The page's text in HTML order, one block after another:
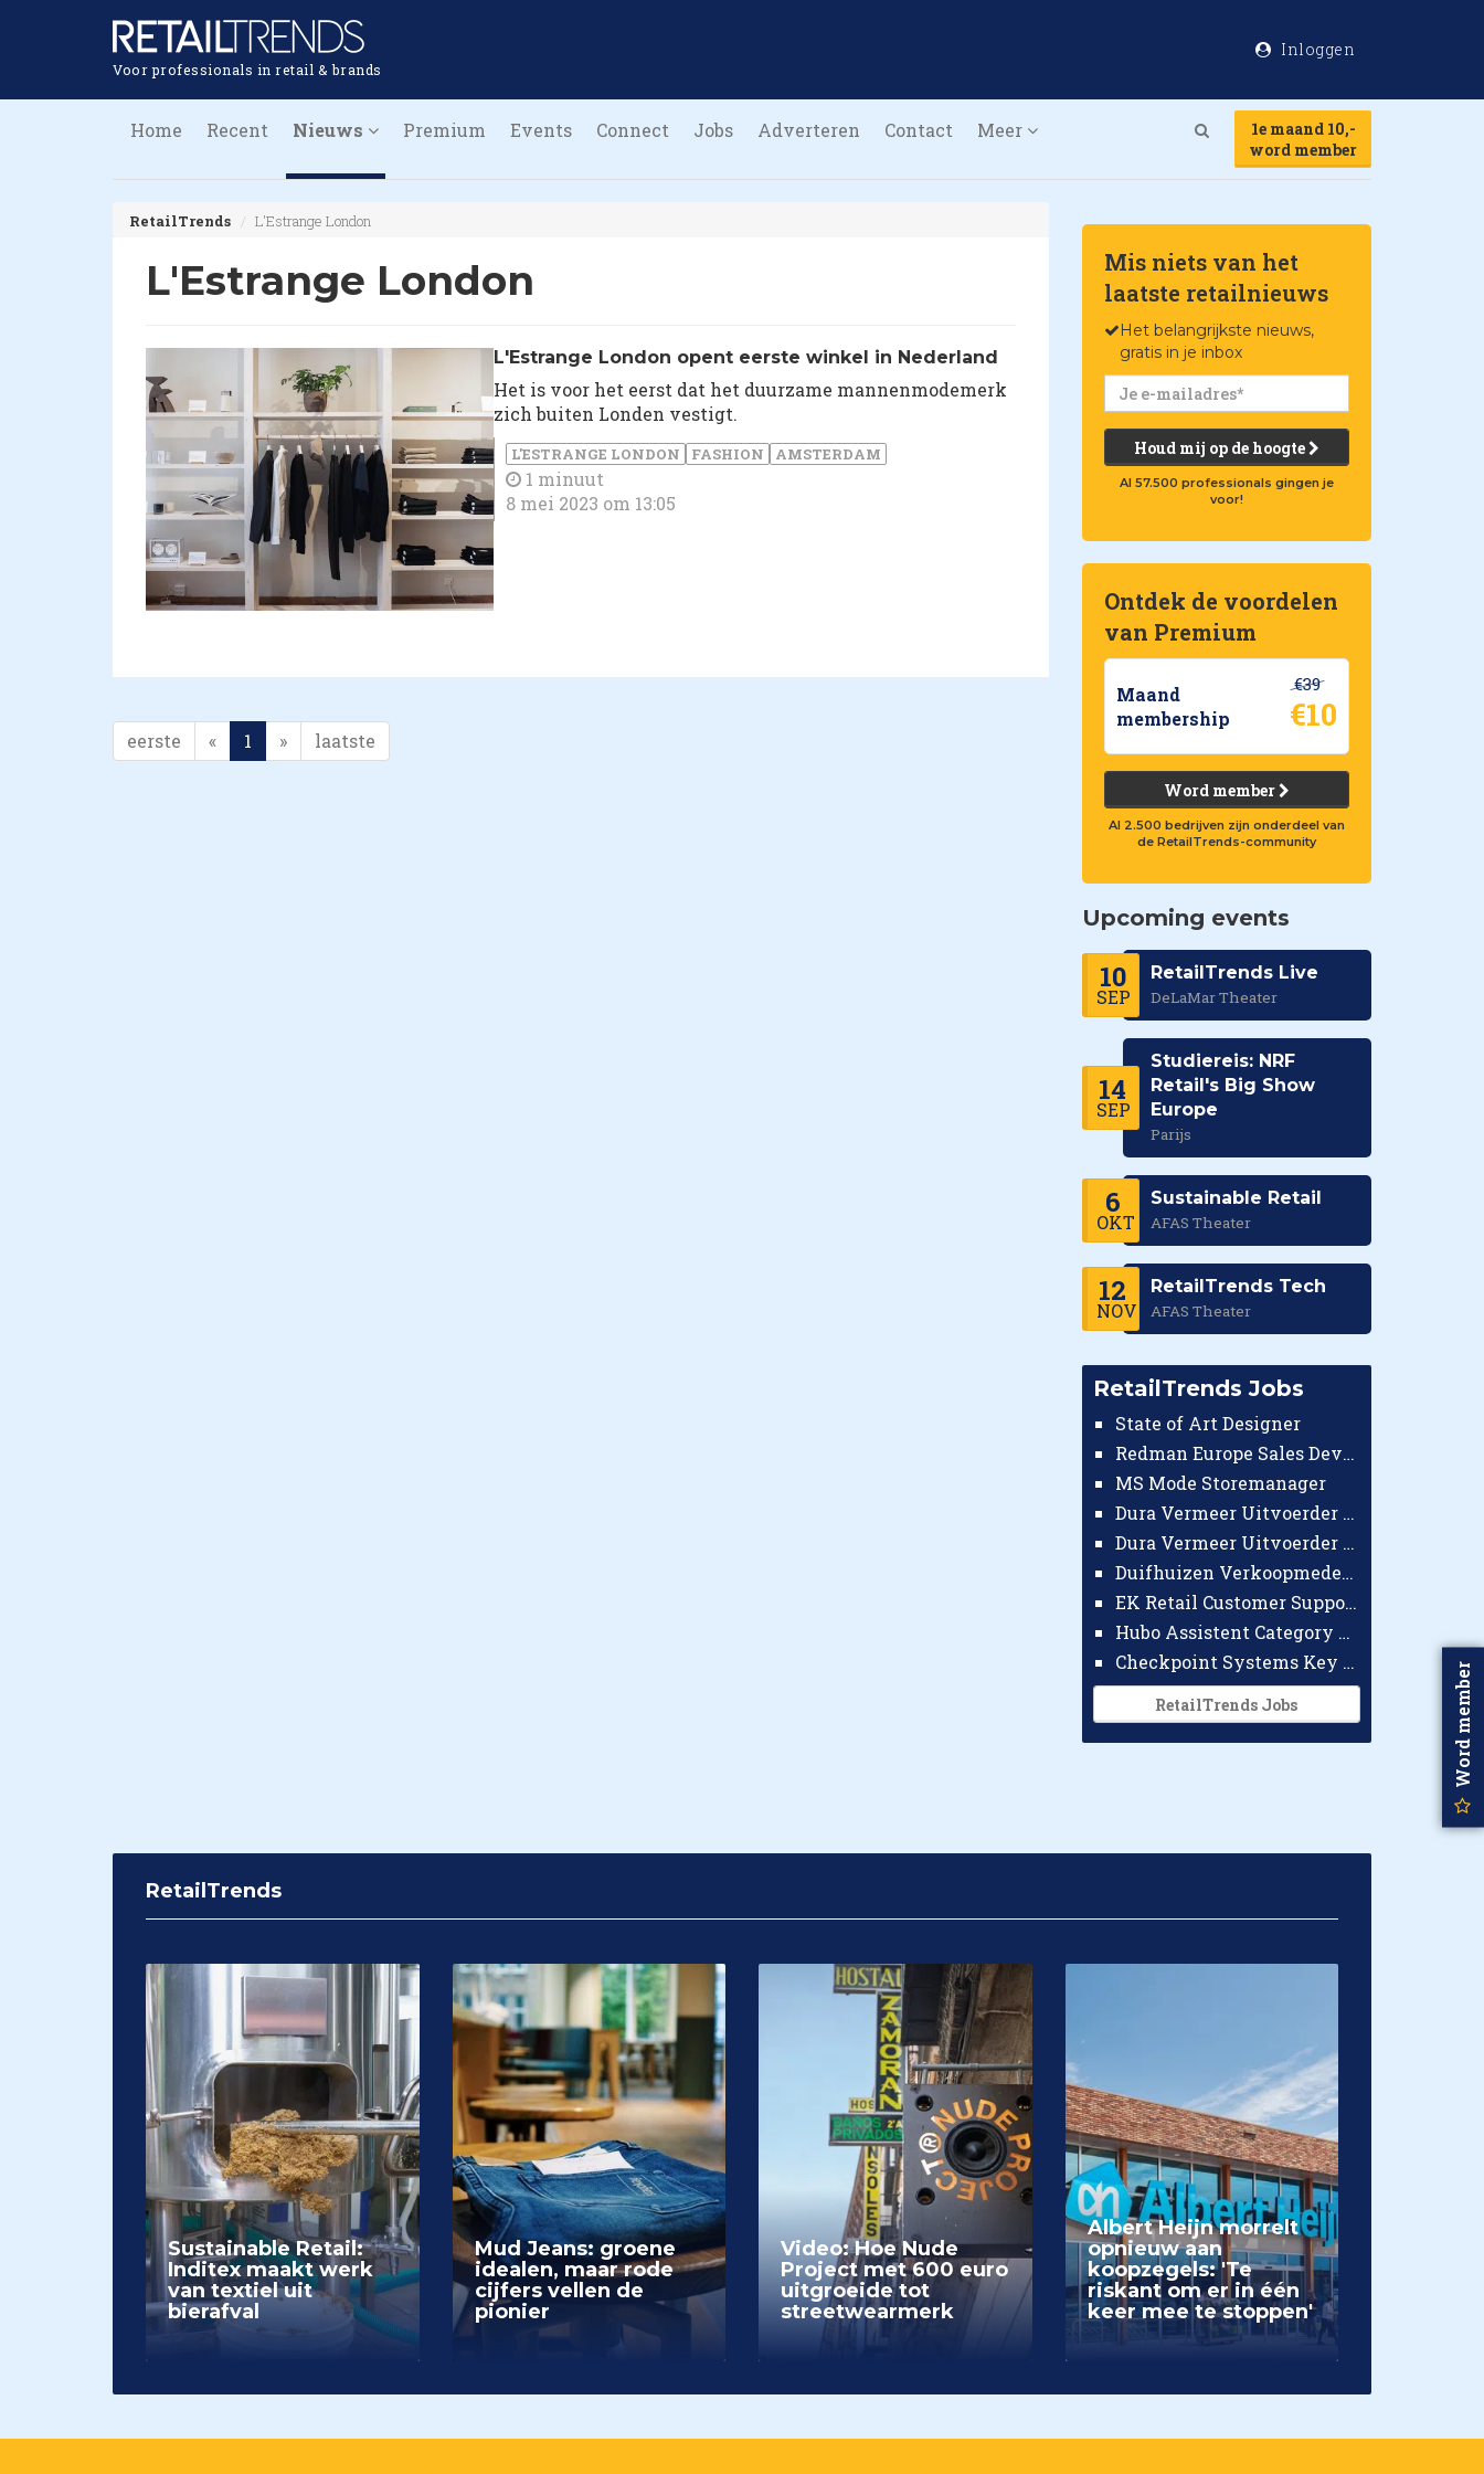
Voor professionals in retail & brands
Inloggen
Home Recent Nieuws Premium Events Connect Jobs Adverteren Contact Meer
1e maand 10,-
word member
RetailTrends L'Estrange London
L'Estrange London
L'Estrange London opent eerste winkel in Nederland
Het is voor het eerst dat het duurzame mannenmodemerk
zich buiten Londen vestigt.
L'ESTRANGE LONDON FASHION AMSTERDAM
1 minuut
8 mei 2023 om 13:05
eerste « 1 » laatste
Mis niets van het
laatste retailnieuws
Het belangrijkste nieuws,
gratis in je inbox
Houd mij op de hoogte
Al 57.500 professionals gingen je
voor!
Ontdek de voordelen
van Premium
Maand
membership
€39
€10
Word member
Al 2.500 bedrijven zijn onderdeel van
de RetailTrends-community
Upcoming events
10
SEP
RetailTrends Live
DeLaMar Theater
14
SEP
Studiereis: NRF
Retail's Big Show
Europe
Parijs
6
OKT
Sustainable Retail
AFAS Theater
12
NOV
RetailTrends Tech
AFAS Theater
RetailTrends Jobs
State of Art Designer
Redman Europe Sales Developer (Europe)
MS Mode Storemanager
Dura Vermeer Uitvoerder GWW Amsterdam
Dura Vermeer Uitvoerder Civiel Nijmegen
Duifhuizen Verkoopmedewerker Ridderkerk
EK Retail Customer Support Omnichannel
Hubo Assistent Category Manager
Checkpoint Systems Key Accountmanager Benelux
RetailTrends Jobs
RetailTrends
Sustainable Retail:
Inditex maakt werk
van textiel uit
bierafval
Mud Jeans: groene
idealen, maar rode
cijfers vellen de
pionier
Video: Hoe Nude
Project met 600 euro
uitgroeide tot
streetwearmerk
Albert Heijn morrelt
opnieuw aan
koopzegels: 'Te
riskant om er in één
keer mee te stoppen'
Word member